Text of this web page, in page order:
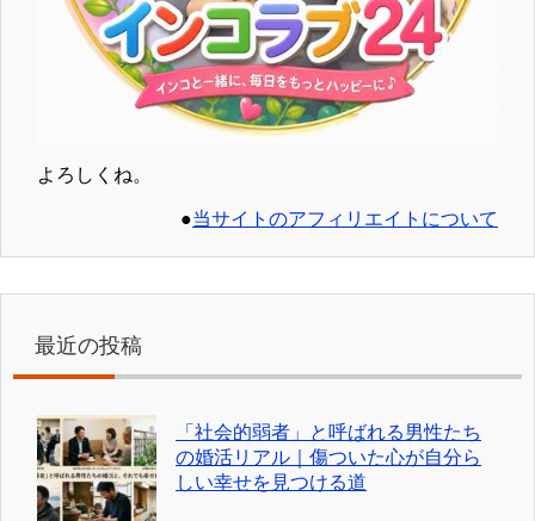
よろしくね。
●当サイトのアフィリエイトについて
最近の投稿
「社会的弱者」と呼ばれる男性たち
の婚活リアル｜傷ついた心が自分ら
しい幸せを見つける道